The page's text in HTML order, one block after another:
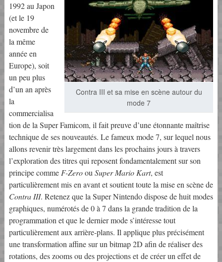
Contra III et sa mise en scène autour du
mode 7
1992 au Japon
(et le 19
novembre de
la même
année en
Europe), soit
un peu plus
d’un an après
la
commercialisa
tion de la Super Famicom, il fait preuve d’une étonnante maîtrise
technique de ses nouveautés. Le fameux mode 7, sur lequel nous
allons revenir très largement dans les prochains jours à travers
l’exploration des titres qui reposent fondamentalement sur son
principe commeF-ZeroouSuper Mario Kart, est
particulièrement mis en avant et soutient toute la mise en scène de
Contra III. Retenez que la Super Nintendo dispose de huit modes
graphiques, numérotés de 0 à 7 dans la grande tradition de la
programmation et que le dernier mode s’intéresse tout
particulièrement aux arrière-plans. Il applique plus précisément
une transformation affine sur un bitmap 2D afin de réaliser des
rotations, des zooms ou des projections et de créer un effet de